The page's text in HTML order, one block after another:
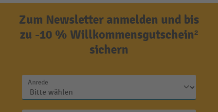
Zum Newsletter anmelden und bis
zu -10 % Willkommensgutschein²
sichern
Anrede